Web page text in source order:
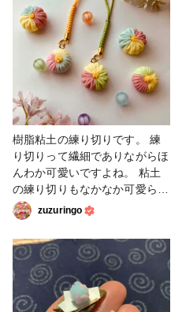
樹脂粘土の練り切りです。 練
り切りって繊細でありながらほ
んわか可愛いですよね。 粘土
の練り切りもなかなか可愛らし
いです。 ヘラを当てて形が出
来ていくのが楽しい^_^ マガジ
ンに詳しい作り方がありますの
で是非どうぞ⭐︎ これからの季
節、浴衣にもピッタリ！ #粘
土 #練り切り #フェイクス
イーツ #和菓子
zuzuringo